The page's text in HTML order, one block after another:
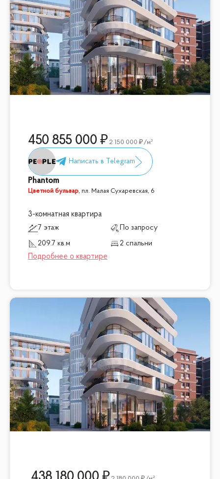
450 855 000 2 150 000 /м²
Phantom
Цветной бульвар, пл. Малая Сухаревская, 6
3-комнатная квартира
7 этаж
По запросу
209.7 кв.м
2 спальни